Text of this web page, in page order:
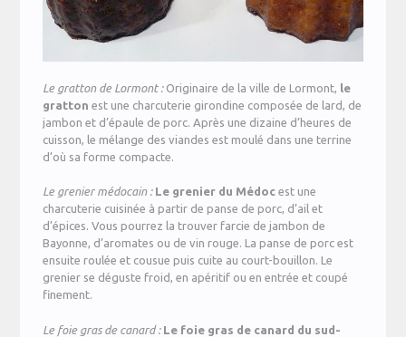
Le gratton de Lormont : Originaire de la ville de Lormont, le
gratton est une charcuterie girondine composée de lard, de
jambon et d’épaule de porc. Après une dizaine d’heures de
cuisson, le mélange des viandes est moulé dans une terrine
d’où sa forme compacte.
Le grenier médocain : Le grenier du Médoc est une
charcuterie cuisinée à partir de panse de porc, d’ail et
d’épices. Vous pourrez la trouver farcie de jambon de
Bayonne, d’aromates ou de vin rouge. La panse de porc est
ensuite roulée et cousue puis cuite au court-bouillon. Le
grenier se déguste froid, en apéritif ou en entrée et coupé
finement.
Le foie gras de canard : Le foie gras de canard du sud-